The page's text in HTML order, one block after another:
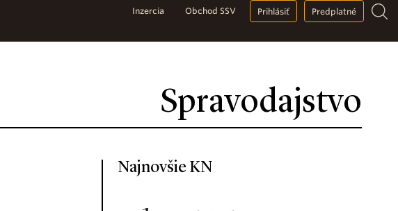
Spravodajstvo
Inzercia Obchod SSV Prihlásiť Predplatné
Najnovšie KN